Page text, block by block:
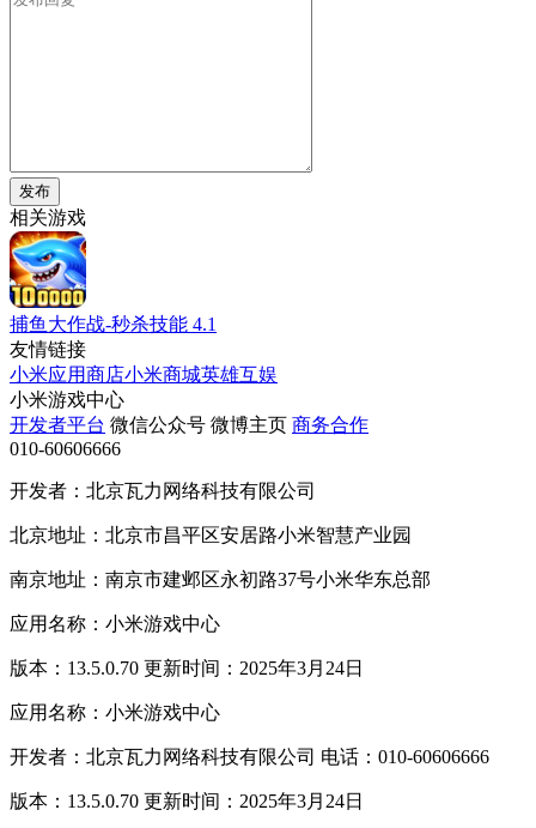
发布
相关游戏
捕鱼大作战-秒杀技能 4.1
友情链接
小米应用商店小米商城英雄互娱
小米游戏中心
开发者平台 微信公众号 微博主页 商务合作
010-60606666
开发者：北京瓦力网络科技有限公司
北京地址：北京市昌平区安居路小米智慧产业园
南京地址：南京市建邺区永初路37号小米华东总部
应用名称：小米游戏中心
版本：13.5.0.70 更新时间：2025年3月24日
应用名称：小米游戏中心
开发者：北京瓦力网络科技有限公司 电话：010-60606666
版本：13.5.0.70 更新时间：2025年3月24日